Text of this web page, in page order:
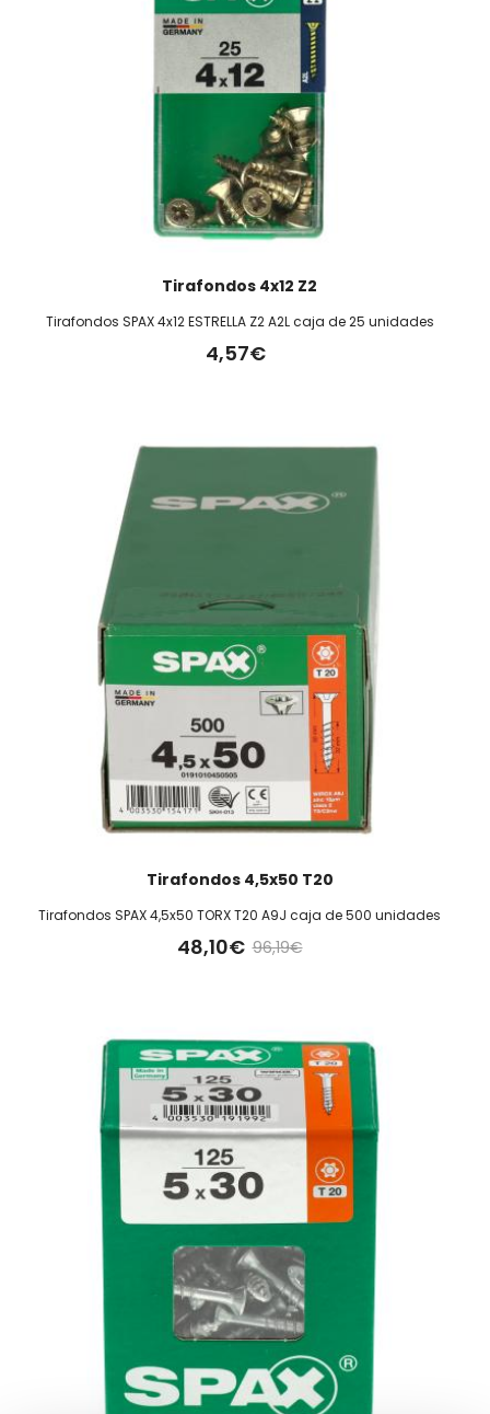
Tirafondos 4x12 Z2
Tirafondos SPAX 4x12 ESTRELLA Z2 A2L caja de 25 unidades
4,57€
Tirafondos 4,5x50 T20
Tirafondos SPAX 4,5x50 TORX T20 A9J caja de 500 unidades
48,10€ 96,19€